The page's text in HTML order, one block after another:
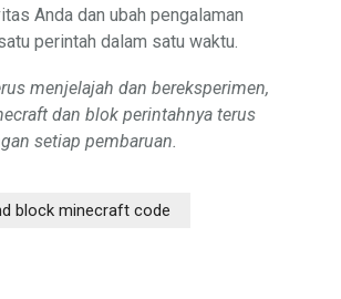
Anda dan ubah pengalaman
perintah dalam satu waktu.
menjelajah dan bereksperimen,
dan blok perintahnya terus
setiap pembaruan.
block minecraft code